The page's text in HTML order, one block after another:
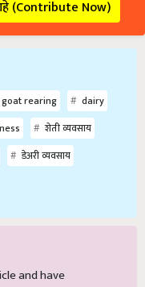
(Contribute Now)
goat rearing
dairy
शेती व्यवसाय
डेअरी व्यवसाय
and have